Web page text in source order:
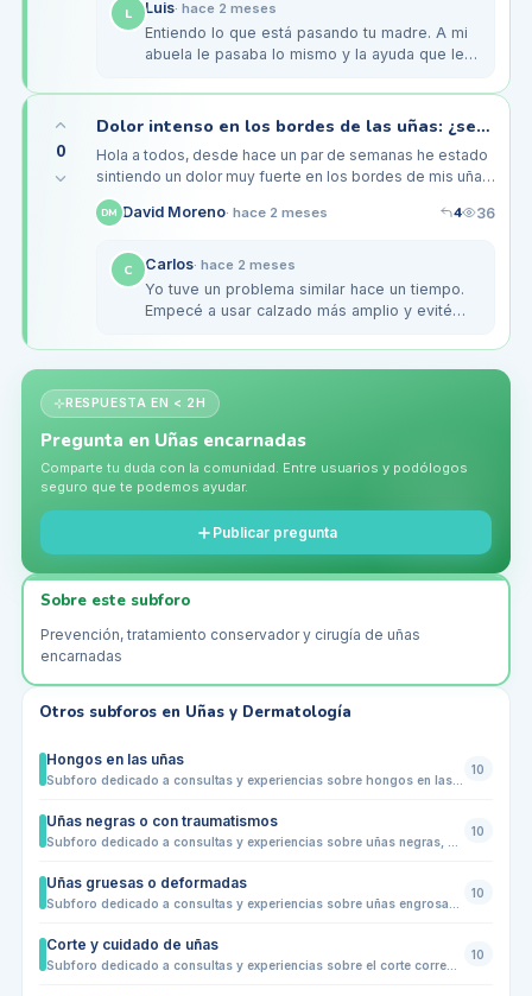
L Luis· hace 2 meses
Entiendo lo que está pasando tu madre. A mi
abuela le pasaba lo mismo y la ayuda que le
con sal. Eso le ayudaba a…
0
Dolor intenso en los bordes de las uñas: ¿será una uña encarnada?
Hola a todos, desde hace un par de semanas he estado
sintiendo un dolor muy fuerte en los bordes de mis uñas
de los pies, especialmente en el dedo gordo. Al
principio pensé que…
DM David Moreno· hace 2 meses 4 36
C Carlos· hace 2 meses
Yo tuve un problema similar hace un tiempo.
Empecé a usar calzado más amplio y evité
aplicar un poco de crema…
RESPUESTA EN < 2H
Pregunta en Uñas encarnadas
Comparte tu duda con la comunidad. Entre usuarios y podólogos
seguro que te podemos ayudar.
Publicar pregunta
Sobre este subforo
Prevención, tratamiento conservador y cirugía de uñas
encarnadas
Otros subforos en Uñas y Dermatología
Hongos en las uñas
Subforo dedicado a consultas y experiencias sobre hongos en las uñas de los pies. Comparte dudas sobre cambios de color, engrosamiento, fragilidad, mal aspecto, molestias con el calzado, prevención de contagios, higiene, tratamientos habituales y señales que indican cuándo conviene acudir a un podólogo o dermatólogo.
10
Uñas negras o con traumatismos
10
Uñas gruesas o deformadas
10
Corte y cuidado de uñas
Subforo dedicado a consultas y experiencias sobre el corte correcto y el cuidado diario de las uñas de los pies. Comparte dudas sobre cómo cortar las uñas, evitar que se encarnen, limarlas correctamente, mantenerlas limpias, prevenir molestias con el calzado y saber cuándo conviene acudir a un podólogo ante dolor, deformidad o cambios de color.
10